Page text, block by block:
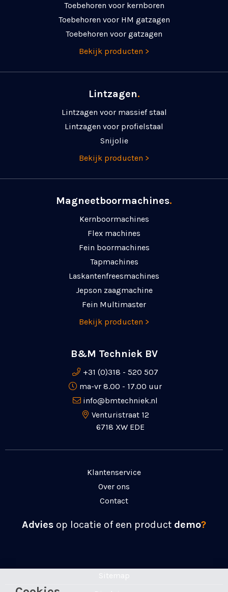
Toebehoren voor kernboren
Toebehoren voor HM gatzagen
Toebehoren voor gatzagen
Bekijk producten >
Lintzagen.
Lintzagen voor massief staal
Lintzagen voor profielstaal
Snijolie
Bekijk producten >
Magneetboormachines.
Kernboormachines
Flex machines
Fein boormachines
Tapmachines
Laskanten­freesmachines
Jepson zaagmachine
Fein Multimaster
Bekijk producten >
B&M Techniek BV
+31 (0)318 - 520 507
ma-vr 8.00 - 17.00 uur
info@bmtechniek.nl
Venturistraat 12
6718 XW EDE
Klantenservice
Over ons
Contact
Advies op locatie of een product demo?
Sitemap